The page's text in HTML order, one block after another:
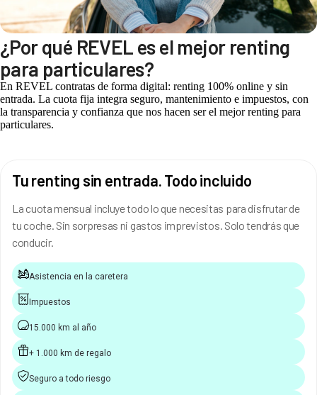
¿Por qué REVEL es el mejor renting
para particulares?
En REVEL contratas de forma digital: renting 100% online y sin
entrada. La cuota fija integra seguro, mantenimiento e impuestos, con
la transparencia y confianza que nos hacen ser el mejor renting para
particulares.
Tu renting sin entrada. Todo incluido
La cuota mensual incluye todo lo que necesitas para disfrutar de
tu coche. Sin sorpresas ni gastos imprevistos. Solo tendrás que
conducir.
Asistencia en la caretera
Impuestos
15.000 km al año
+ 1.000 km de regalo
Seguro a todo riesgo